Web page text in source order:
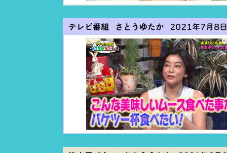
テレビ番組 さとうゆたか2021年7月8